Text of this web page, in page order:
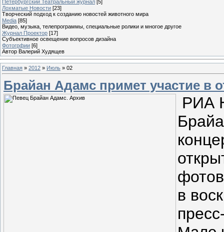
Петербургский Театральный журнал [5]
Лохматые Новости [23]
Творческий подход к созданию новостей животного мира
Media [85]
Видео, музыка, телепрограммы, специальные ролики и многое другое
Журнал Проектор [17]
Субъективное освещение вопросов дизайна
Фотогрфии [6]
Автор Валерий Худящев
Главная » 2012 » Июль » 02
Брайан Адамс примет участие в
РИА
в